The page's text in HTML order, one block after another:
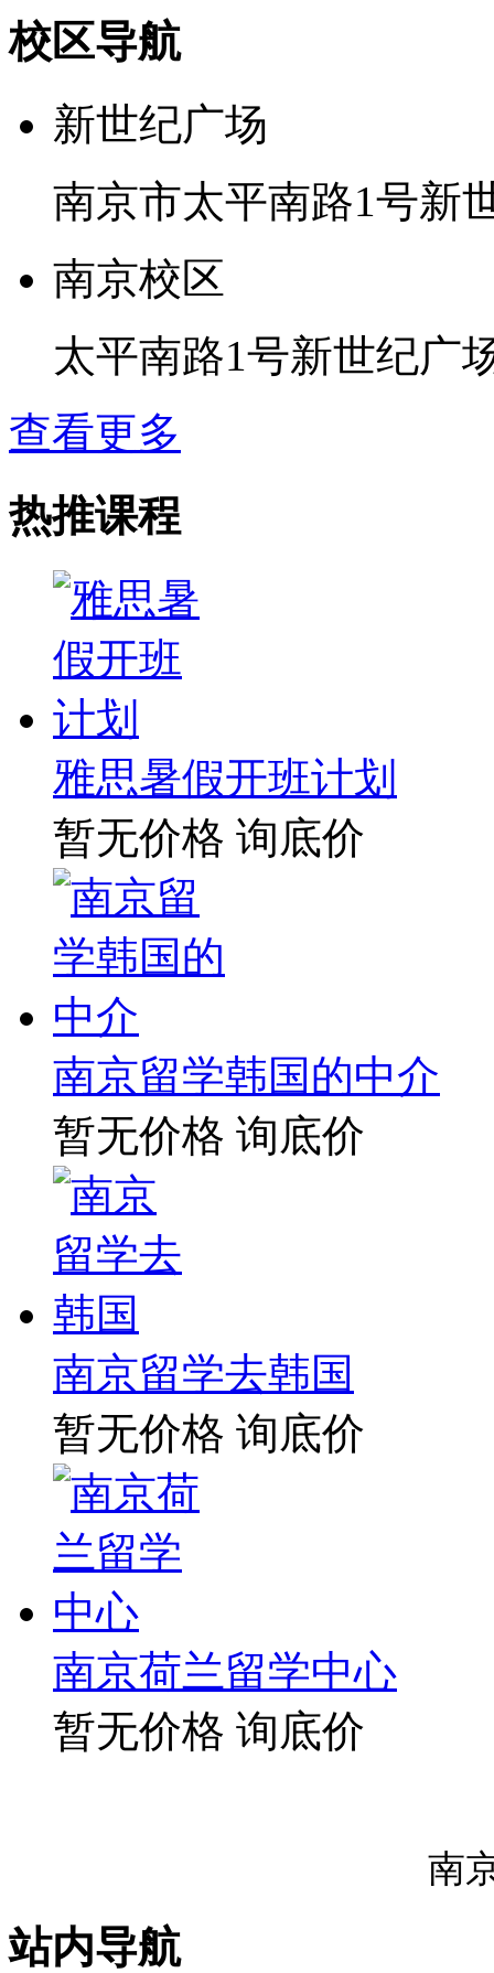
校区导航
新世纪广场
南京市太平南路1号新
南京校区
太平南路1号新世纪广
查看更多
热推课程
雅思暑假开班计划
暂无价格 询底价
南京留学韩国的中介
暂无价格 询底价
南京留学去韩国
暂无价格 询底价
南京荷兰留学中心
暂无价格 询底价
南
站内导航